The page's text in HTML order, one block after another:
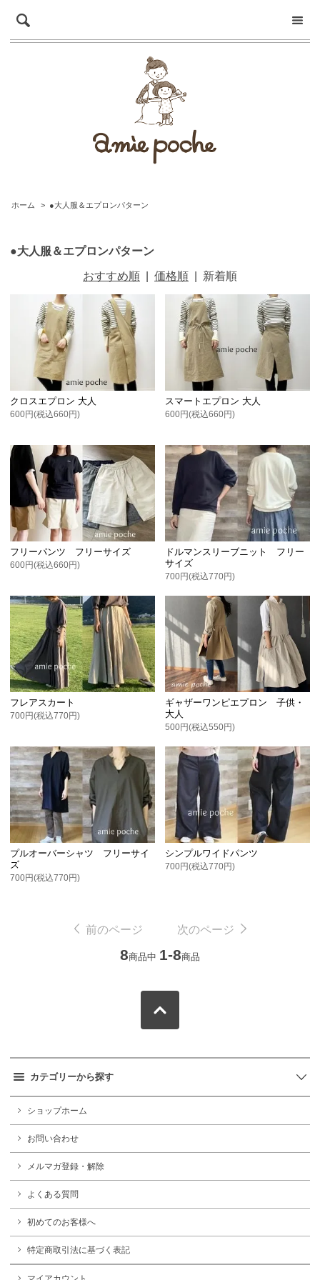
ホーム > ●大人服＆エプロンパターン
●大人服＆エプロンパターン
おすすめ順 価格順 新着順
クロスエプロン 大人
600円(税込660円)
スマートエプロン 大人
600円(税込660円)
フリーパンツ フリーサイズ
600円(税込660円)
ドルマンスリーブニット フリー
サイズ
700円(税込770円)
フレアスカート
700円(税込770円)
ギャザーワンピエプロン 子供・
大人
500円(税込550円)
プルオーバーシャツ フリーサイ
ズ
700円(税込770円)
シンプルワイドパンツ
700円(税込770円)
前のページ 次のページ
8商品中 1-8商品
カテゴリーから探す
ショップホーム
お問い合わせ
メルマガ登録・解除
よくある質問
初めてのお客様へ
特定商取引法に基づく表記